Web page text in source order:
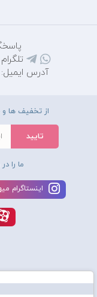
تلگرام و
آدرس ایمیل: mihantarh@yahoo.com
از تخفیف ها
ما را
اينستاگرام